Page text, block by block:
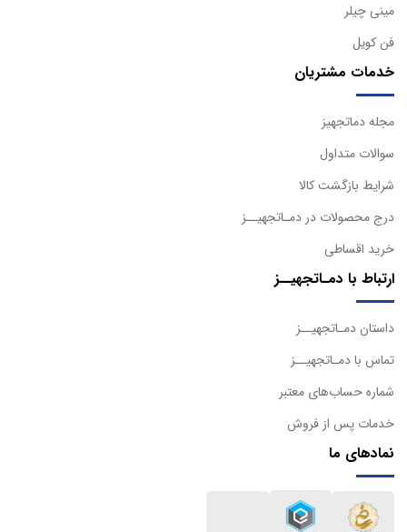
مینی چیلر
فن کویل
خدمات مشتریان
مجله دماتجهیز
سوالات متداول
شرایط بازگشت کالا
درج محصولات در دمـاتجهیــز
خرید اقساطی
ارتباط با دمـاتجهیــز
داستان دمـاتجهیــز
تماس با دمـاتجهیــز
شماره حساب‌های معتبر
خدمات پس از فروش
نمادهای ما